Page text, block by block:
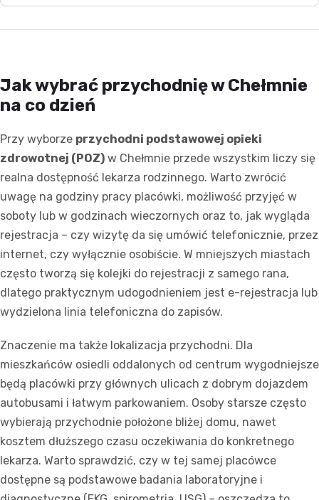
Jak wybrać przychodnię w Chełmnie
na co dzień
Przy wyborze przychodni podstawowej opieki
zdrowotnej (POZ) w Chełmnie przede wszystkim liczy się
realna dostępność lekarza rodzinnego. Warto zwrócić
uwagę na godziny pracy placówki, możliwość przyjęć w
soboty lub w godzinach wieczornych oraz to, jak wygląda
rejestracja – czy wizytę da się umówić telefonicznie, przez
internet, czy wyłącznie osobiście. W mniejszych miastach
często tworzą się kolejki do rejestracji z samego rana,
dlatego praktycznym udogodnieniem jest e-rejestracja lub
wydzielona linia telefoniczna do zapisów.
Znaczenie ma także lokalizacja przychodni. Dla
mieszkańców osiedli oddalonych od centrum wygodniejsze
będą placówki przy głównych ulicach z dobrym dojazdem
autobusami i łatwym parkowaniem. Osoby starsze często
wybierają przychodnie położone bliżej domu, nawet
kosztem dłuższego czasu oczekiwania do konkretnego
lekarza. Warto sprawdzić, czy w tej samej placówce
dostępne są podstawowe badania laboratoryjne i